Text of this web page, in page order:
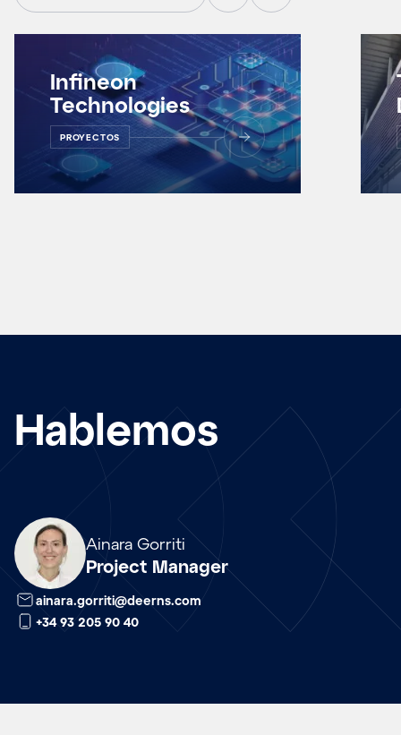
Infineon
Technologies
PROYECTOS
Hablemos
Ainara Gorriti
Project Manager
Array
ainara.gorriti@deerns.com
+34 93 205 90 40